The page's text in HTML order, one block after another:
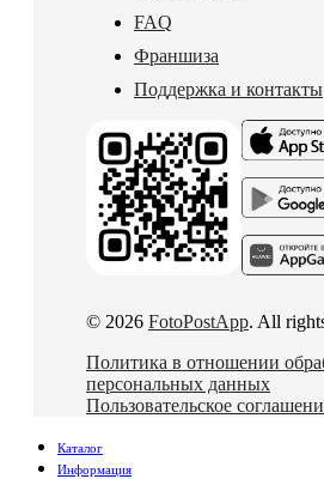
FAQ
Франшиза
Поддержка и контакты
© 2026 FotoPostApp. All
Политика в отношении
персональных данных
Пользовательское
Каталог
Информация